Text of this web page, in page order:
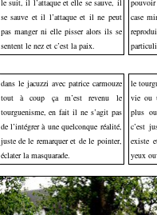
se sauve et il l’attaque et il ne peut
pas manger ni elle pisser alors ils se
sentent le nez et c’est la paix.
case
dans le jacuzzi avec patrice carmouze
tout à coup ça m’est revenu le
tourguenisme, en fait il ne s’agit pas
de l’intégrer à une quelconque réalité,
juste de le remarquer et de le pointer,
éclater la masquarade.
le
vie ou
plus
c’est
existe
yeux